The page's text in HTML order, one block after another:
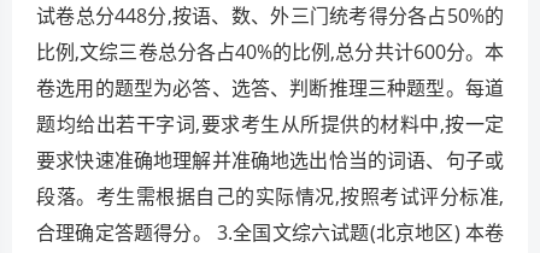
试卷总分448分,按语、数、外三门统考得分各占50%的
比例,文综三卷总分各占40%的比例,总分共计600分。本
卷选用的题型为必答、选答、判断推理三种题型。每道
题均给出若干字词,要求考生从所提供的材料中,按一定
要求快速准确地理解并准确地选出恰当的词语、句子或
段落。考生需根据自己的实际情况,按照考试评分标准,
合理确定答题得分。 3.全国文综六试题(北京地区) 本卷